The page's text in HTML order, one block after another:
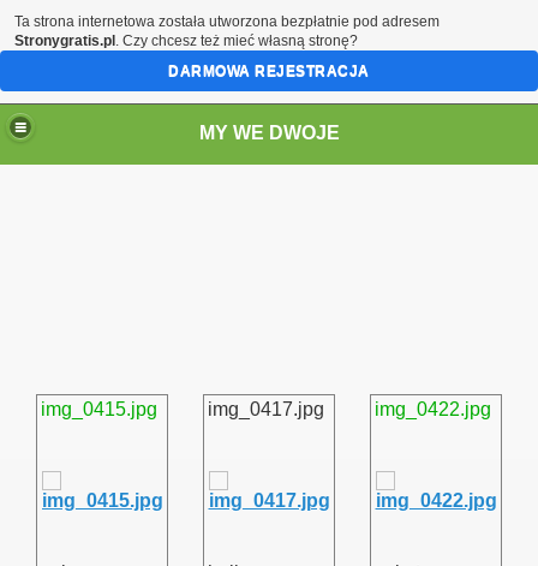
MY WE DWOJE
img_0415.jpg img_0417.jpg img_0422.jpg
Ta strona internetowa została utworzona bezpłatnie pod adresem
Stronygratis.pl . Czy chcesz też mieć własną stronę?
DARMOWA REJESTRACJA